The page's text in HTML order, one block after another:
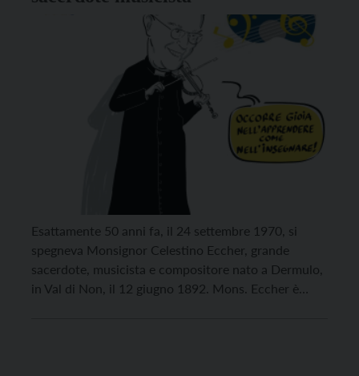
Esattamente 50 anni fa, il 24 settembre 1970, si
spegneva Monsignor Celestino Eccher, grande
sacerdote, musicista e compositore nato a Dermulo,
in Val di Non, il 12 giugno 1892. Mons. Eccher è